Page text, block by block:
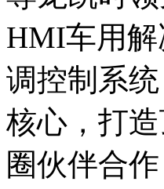
HMI车用
调控制系
核心，打
圈伙伴合